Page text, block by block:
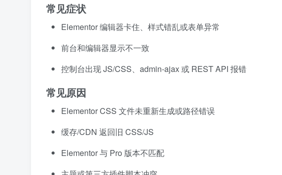
常见症状
Elementor 编辑器卡住、样式错乱或表单异常
前台和编辑器显示不一致
控制台出现 JS/CSS、admin-ajax 或 REST API 报错
常见原因
Elementor CSS 文件未重新生成或路径错误
缓存/CDN 返回旧 CSS/JS
Elementor 与 Pro 版本不匹配